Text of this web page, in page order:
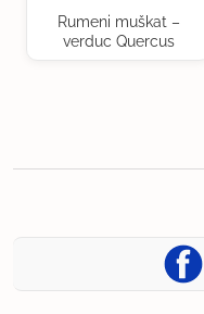
Rumeni muškat –
verduc Quercus